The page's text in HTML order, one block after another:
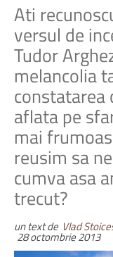
Ati
versul de
Tudor
melancolia
constatarea
aflata pe
mai
reusim sa
cumva asa
trecut?
un text de Vlad
28 octombrie 2013